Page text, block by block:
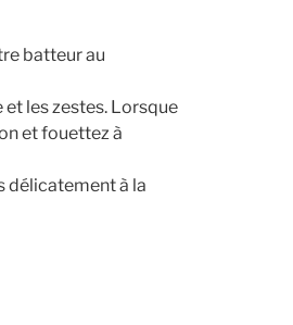
batteur au
les zestes. Lorsque
et fouettez à
délicatement à la